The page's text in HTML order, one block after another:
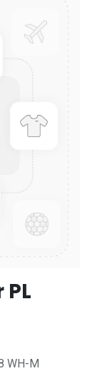
WH-M